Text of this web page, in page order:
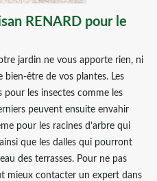
RENARD pour le
jardin ne vous apporte rien, ni
être de vos plantes. Les
pour les insectes comme les
peuvent ensuite envahir
pour les racines d’arbre qui
que les dalles qui pourront
des terrasses. Pour ne pas
mieux contacter un expert dans